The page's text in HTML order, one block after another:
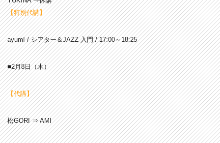
【特別代講】
ayum! / シアター＆JAZZ 入門 / 17:00～18:25
■2月8日（木）
【代講】
松GORI ⇒ AMI